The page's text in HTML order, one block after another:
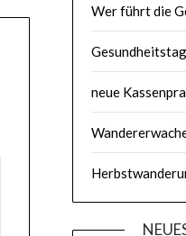
Wer führt die
neue